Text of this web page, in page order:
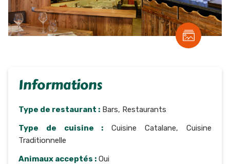
Informations
Type de restaurant : Bars, Restaurants
Type de cuisine : Cuisine Catalane, Cuisine
Traditionnelle
Animaux acceptés : Oui